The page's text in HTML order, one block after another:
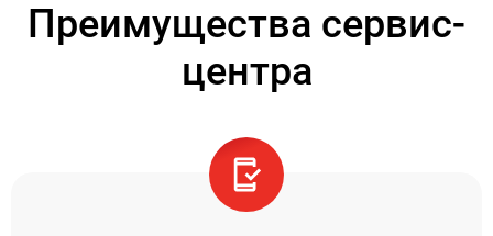
Преимущества сервис-
центра